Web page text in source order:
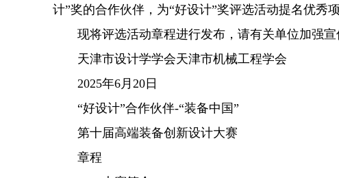
计”奖的合作伙伴，为“好设计”奖评选活动提名优秀
现将评选活动章程进行发布，请有关单位加强宣
天津市设计学学会天津市机械工程学会
2025年6月20日
“好设计”合作伙伴-“装备中国”
第十届高端装备创新设计大赛
章程